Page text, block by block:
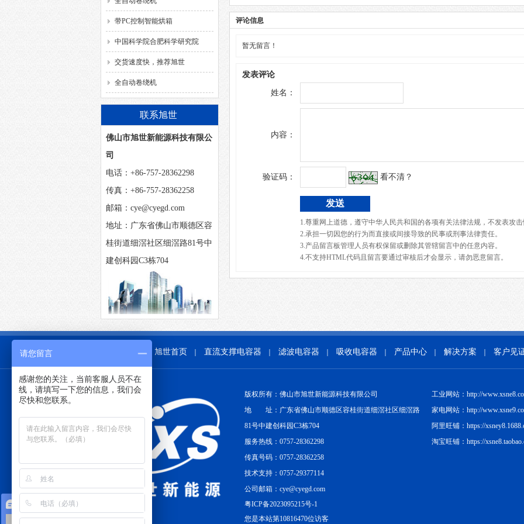
带PC控制智能烘箱
中国科学院合肥科学研究院
交货速度快，推荐旭世
全自动卷绕机
联系旭世
佛山市旭世新能源科技有限公
司
电话：+86-757-28362298
传真：+86-757-28362258
邮箱：cye@cyegd.com
地址：广东省佛山市顺德区容
桂街道细滘社区细滘路81号中
建创科园C3栋704
评论信息
暂无留言！
发表评论
姓名：
内容：
验证码： 看不清？
1.尊重网上道德，遵守中华人民共和国的各项有关法律法规，不发表攻
2.承担一切因您的行为而直接或间接导致的民事或刑事法律责任。
3.产品留言板管理人员有权保留或删除其管辖留言中的任意内容。
4.不支持HTML代码且留言要通过审核后才会显示，请勿恶意留言。
旭世首页 直流支撑电容器 滤波电容器 吸收电容器 产品中心 解决方案 客户见
版权所有：佛山市旭世新能源科技有限公司
地 址：广东省佛山市顺德区容桂街道细滘社区细滘路
81号中建创科园C3栋704
服务热线：0757-28362298
传真号码：0757-28362258
技术支持：0757-29377114
公司邮箱：cye@cyegd.com
粤ICP备2023095215号-1
您是本站第10816470位访客
工业网站：http://
家电网站：http://
阿里旺铺：https://
淘宝旺铺：https://
在线咨询
请您留言
感谢您的关注，当前客服人员不在
线，请填写一下您的信息，我们会
尽快和您联系。